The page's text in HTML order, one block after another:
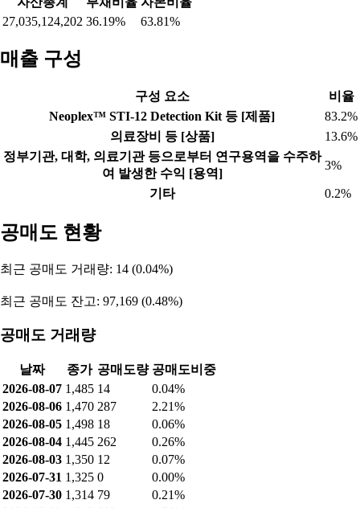
27,035,124,202 36.19% 63.81%
매출 구성
구성 요소
비율
Neoplex™ STI-12 Detection Kit 등 [제품]
83.2%
의료장비 등 [상품]
13.6%
정부기관, 대학, 의료기관 등으로부터 연구용역을 수주하
여 발생한 수익 [용역]
3%
기타 0.2%
공매도 현황
최근 공매도 거래량: 14 (0.04%)
최근 공매도 잔고: 97,169 (0.48%)
공매도 거래량
날짜 종가 공매도량 공매도비중
2026-08-07 1,485 14
0.04%
2026-08-06 1,470 287
2.21%
2026-08-05 1,498 18
0.06%
2026-08-04 1,445 262
0.26%
2026-08-03 1,350 12
0.07%
2026-07-31 1,325 0
0.00%
2026-07-30 1,314 79
0.21%